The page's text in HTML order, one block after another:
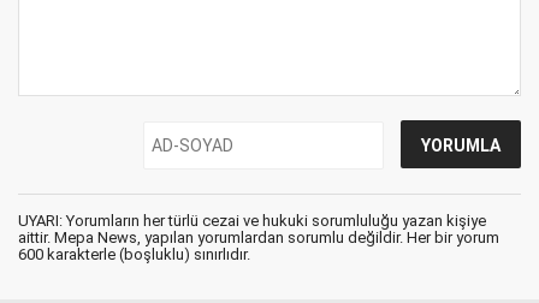
UYARI: Yorumların her türlü cezai ve hukuki sorumluluğu yazan kişiye
aittir. Mepa News, yapılan yorumlardan sorumlu değildir. Her bir yorum
600 karakterle (boşluklu) sınırlıdır.